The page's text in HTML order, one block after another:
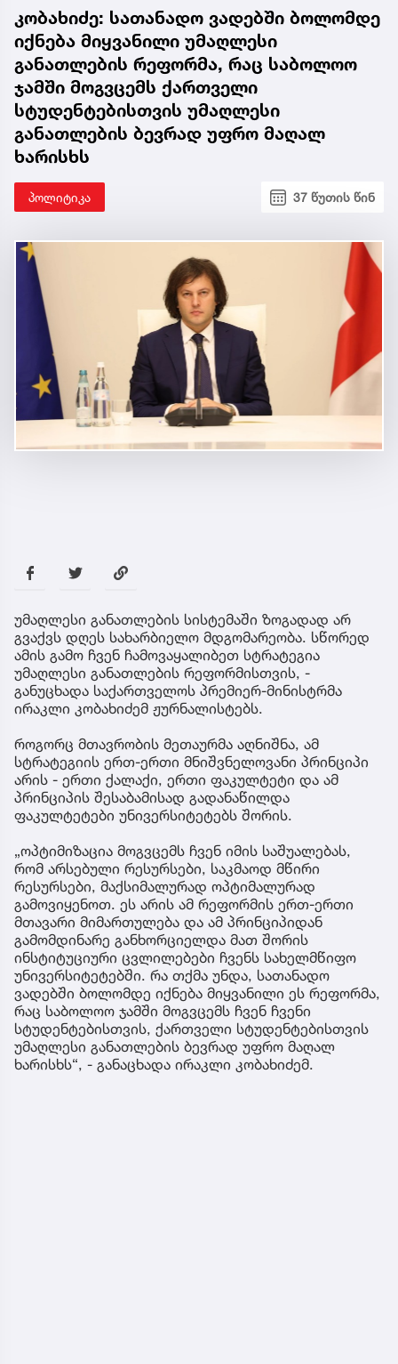
კობახიძე: სათანადო ვადებში ბოლომდე
იქნება მიყვანილი უმაღლესი
განათლების რეფორმა, რაც საბოლოო
ჯამში მოგვცემს ქართველი
სტუდენტებისთვის უმაღლესი
განათლების ბევრად უფრო მაღალ
ხარისხს
პოლიტიკა 37 წუთის წინ
უმაღლესი განათლების სისტემაში ზოგადად არ
გვაქვს დღეს სახარბიელო მდგომარეობა. სწორედ
ამის გამო ჩვენ ჩამოვაყალიბეთ სტრატეგია
უმაღლესი განათლების რეფორმისთვის, -
განუცხადა საქართველოს პრემიერ-მინისტრმა
ირაკლი კობახიძემ ჟურნალისტებს.
როგორც მთავრობის მეთაურმა აღნიშნა, ამ
სტრატეგიის ერთ-ერთი მნიშვნელოვანი პრინციპი
არის - ერთი ქალაქი, ერთი ფაკულტეტი და ამ
პრინციპის შესაბამისად გადანაწილდა
ფაკულტეტები უნივერსიტეტებს შორის.
„ოპტიმიზაცია მოგვცემს ჩვენ იმის საშუალებას,
რომ არსებული რესურსები, საკმაოდ მწირი
რესურსები, მაქსიმალურად ოპტიმალურად
გამოვიყენოთ. ეს არის ამ რეფორმის ერთ-ერთი
მთავარი მიმართულება და ამ პრინციპიდან
გამომდინარე განხორციელდა მათ შორის
ინსტიტუციური ცვლილებები ჩვენს სახელმწიფო
უნივერსიტეტებში. რა თქმა უნდა, სათანადო
ვადებში ბოლომდე იქნება მიყვანილი ეს რეფორმა,
რაც საბოლოო ჯამში მოგვცემს ჩვენ ჩვენი
სტუდენტებისთვის, ქართველი სტუდენტებისთვის
უმაღლესი განათლების ბევრად უფრო მაღალ
ხარისხს“, - განაცხადა ირაკლი კობახიძემ.